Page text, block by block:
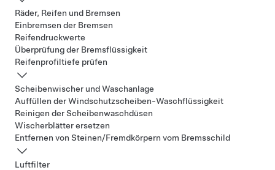
Räder, Reifen und Bremsen
Einbremsen der Bremsen
Reifendruckwerte
Überprüfung der Bremsflüssigkeit
Reifenprofiltiefe prüfen
Scheibenwischer und Waschanlage
Auffüllen der Windschutzscheiben-Waschflüssigkeit
Reinigen der Scheibenwaschdüsen
Wischerblätter ersetzen
Entfernen von Steinen/Fremdkörpern vom Bremsschild
Luftfilter